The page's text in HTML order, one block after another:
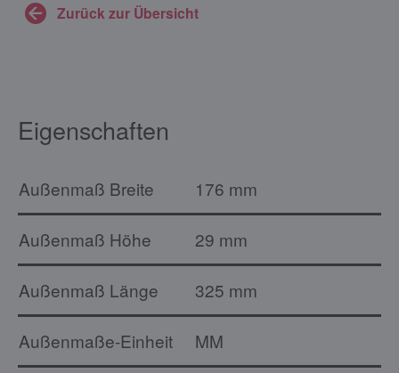
Zurück zur Übersicht
Eigenschaften
Außenmaß Breite 176 mm
Außenmaß Höhe 29 mm
Außenmaß Länge 325 mm
Außenmaße-Einheit MM